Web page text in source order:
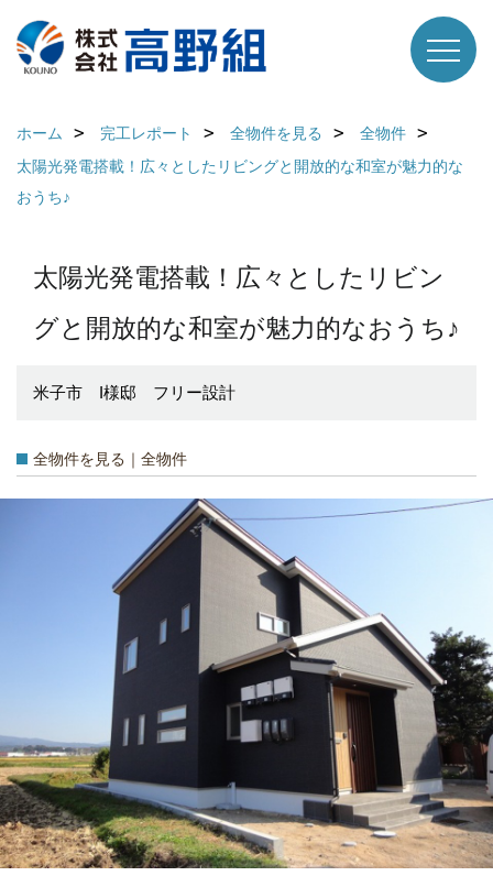
ホーム 完工レポート 全物件を見る
全物件
太陽光発電搭載！広々としたリビングと開放的な和室が魅力的な
おうち♪
太陽光発電搭載！広々としたリビン
グと開放的な和室が魅力的なおうち♪
米子市 I様邸 フリー設計
全物件を見る｜全物件